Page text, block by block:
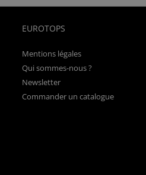
EUROTOPS
Mentions légales
Qui sommes-nous ?
Newsletter
Commander un catalogue